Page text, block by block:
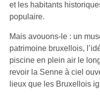
et les habitants
populaire.
Mais avouons-le : un
patrimoine bruxellois,
piscine en plein air le
revoir la Senne à ciel
lieux que les Bruxellois